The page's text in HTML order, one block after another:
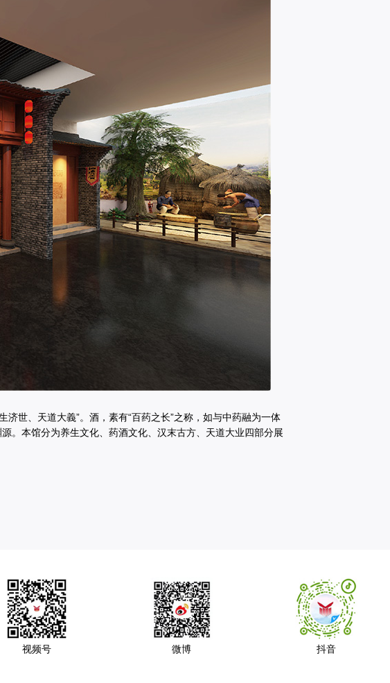
世、天道大義”。酒，素有“百药之长”之称，如与中药融为一体
。本馆分为养生文化、药酒文化、汉末古方、天道大业四部分展
视频号 微博 抖音